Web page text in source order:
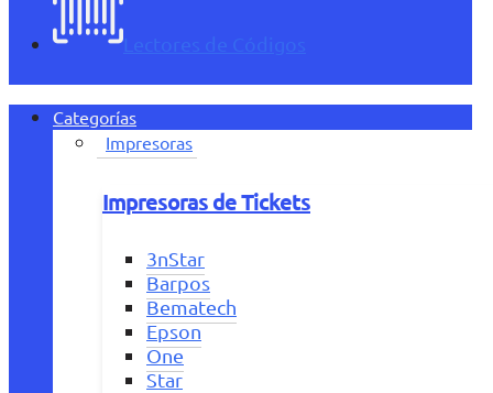
Lectores de Códigos
Categorías
Impresoras
Impresoras de Tickets
3nStar
Barpos
Bematech
Epson
One
Star